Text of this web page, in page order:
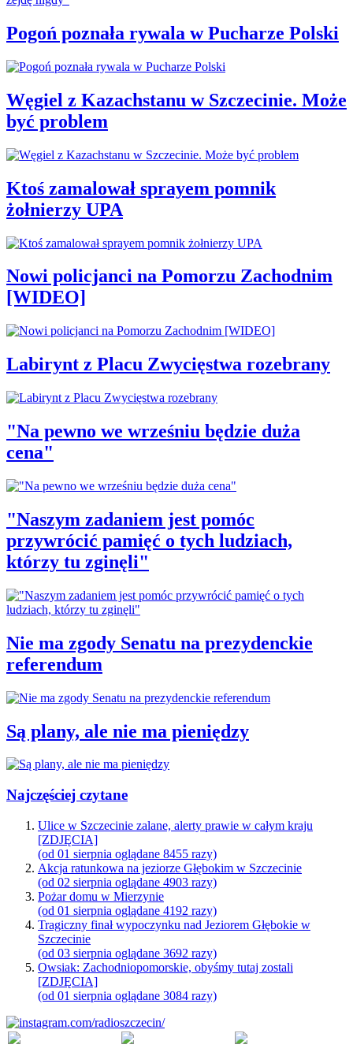
Pogoń poznała rywala w Pucharze Polski
Węgiel z Kazachstanu w Szczecinie. Może
być problem
Ktoś zamalował sprayem pomnik
żołnierzy UPA
Nowi policjanci na Pomorzu Zachodnim
[WIDEO]
Labirynt z Placu Zwycięstwa rozebrany
"Na pewno we wrześniu będzie duża
cena"
"Naszym zadaniem jest pomóc
przywrócić pamięć o tych ludziach,
którzy tu zginęli"
Nie ma zgody Senatu na prezydenckie
referendum
Są plany, ale nie ma pieniędzy
Najczęściej czytane
Ulice w Szczecinie zalane, alerty prawie w całym kraju
[ZDJĘCIA]
(od 01 sierpnia oglądane 8455 razy)
Akcja ratunkowa na jeziorze Głębokim w Szczecinie
(od 02 sierpnia oglądane 4903 razy)
Pożar domu w Mierzynie
(od 01 sierpnia oglądane 4192 razy)
Tragiczny finał wypoczynku nad Jeziorem Głębokie w
Szczecinie
(od 03 sierpnia oglądane 3692 razy)
Owsiak: Zachodniopomorskie, obyśmy tutaj zostali
[ZDJĘCIA]
(od 01 sierpnia oglądane 3084 razy)